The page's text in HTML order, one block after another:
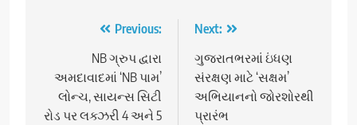
navigation
Previous:
NB ગ્રુપ દ્વારા
અમદાવાદમાં ‘NB પામ’
લોન્ચ, સાયન્સ સિટી
રોડ પર લક્ઝરી 4 અને 5
Next:
ગુજરાતભરમાં ઇંધણ
સંરક્ષણ માટે ‘સક્ષમ’
અભિયાનનો જોરશોરથી
પ્રારંભ